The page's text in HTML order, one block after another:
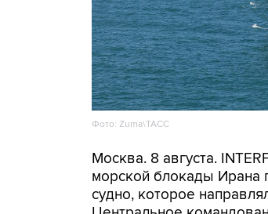
Фото: Zuma\ТАСС
Москва. 8 августа.
морской блокады Ирана
судно, которое